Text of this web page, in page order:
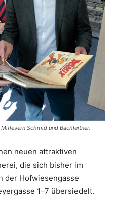
Schmid und Bachleitner.
neuen attrak­tiven
die sich bisher im
der Hofwiesengasse
1–7 übersiedelt.